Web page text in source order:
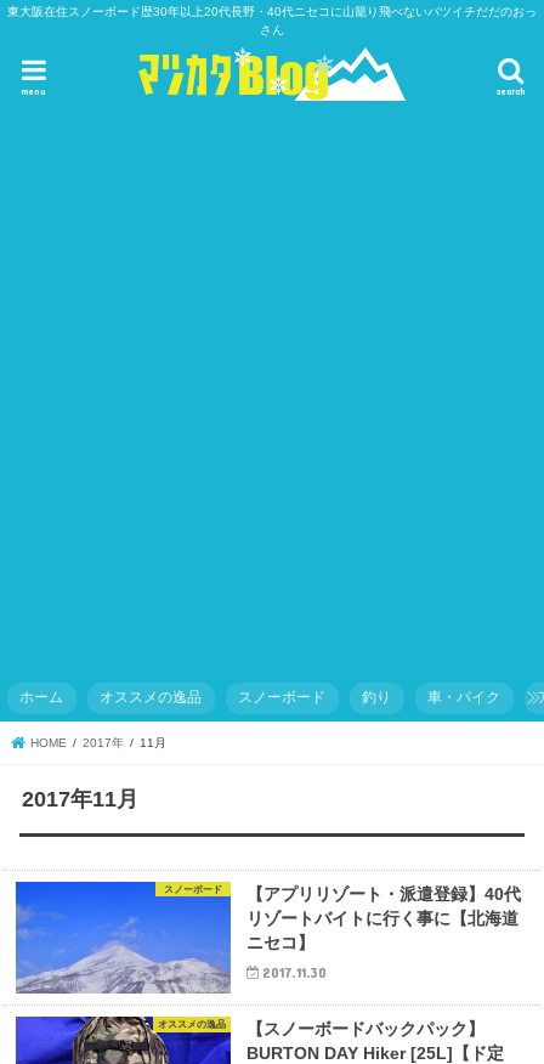
東大阪在住スノーボード歴30年以上20代長野・40代ニセコに山籠り飛べないバツイチだだのおっ
さん
search
menu
ホーム オススメの逸品 スノーボード 釣り 車・バイク
HOME 2017年 11月
2017年11月
スノーボード
【アプリリゾート・派遣登録】40代
リゾートバイトに行く事に【北海道
ニセコ】
2017.11.30
オススメの逸品
【スノーボードバックパック】
BURTON DAY Hiker [25L]【ド定